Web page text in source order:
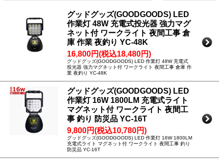
グッドグッズ(GOODGOODS) LED
作業灯 48W 充電式投光器 強力マグ
ネット付 ワークライト 夜間工事 倉
庫 作業 夜釣り YC-48K
16,800円(税込18,480円)
グッドグッズ(GOODGOODS) LED 作業灯 48W 充電式
投光器 強力マグネット付 ワークライト 夜間工事 倉庫 作
業 夜釣り YC-48K
グッドグッズ(GOODGOODS) LED
作業灯 16W 1800LM 充電式ライト
マグネット付 ワークライト 夜間工
事 釣り 防災品 YC-16T
9,800円(税込10,780円)
グッドグッズ(GOODGOODS) LED 作業灯 16W 1800LM
充電式ライト マグネット付 ワークライト 夜間工事 釣り
防災品 YC-16T